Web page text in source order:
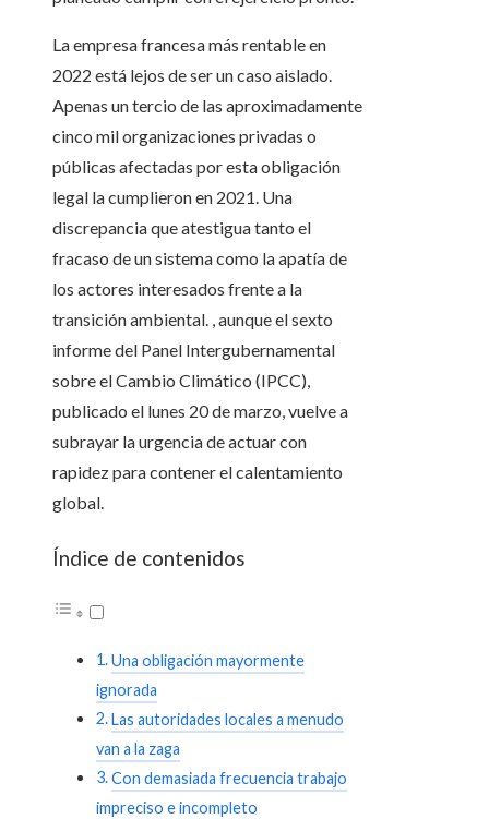
La empresa francesa más rentable en
2022 está lejos de ser un caso aislado.
Apenas un tercio de las aproximadamente
cinco mil organizaciones privadas o
públicas afectadas por esta obligación
legal la cumplieron en 2021. Una
discrepancia que atestigua tanto el
fracaso de un sistema como la apatía de
los actores interesados ​​frente a la
transición ambiental. , aunque el sexto
informe del Panel Intergubernamental
sobre el Cambio Climático (IPCC),
publicado el lunes 20 de marzo, vuelve a
subrayar la urgencia de actuar con
rapidez para contener el calentamiento
global.
Índice de contenidos
Una obligación mayormente
ignorada
Las autoridades locales a menudo
van a la zaga
Con demasiada frecuencia trabajo
impreciso e incompleto